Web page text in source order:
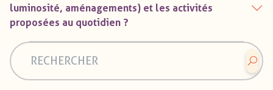
luminosité, aménagements) et les activités
proposées au quotidien ?